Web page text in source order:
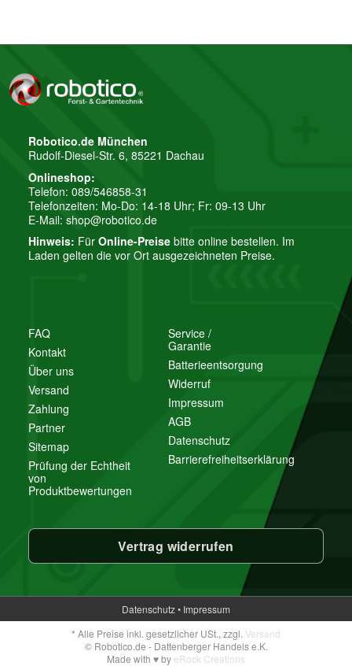
FAQ
Kontakt
Über uns
Versand
Zahlung
Partner
Sitemap
Prüfung der Echtheit
von
Produktbewertungen
Service /
Garantie
Batterieentsorgung
Widerruf
Impressum
AGB
Datenschutz
Barrierefreiheitserklärung
Robotico.de München
Rudolf-Diesel-Str. 6, 85221 Dachau
Onlineshop:
Telefon: 089/546858-31
Telefonzeiten: Mo-Do: 14-18 Uhr; Fr: 09-13 Uhr
E-Mail: shop@robotico.de
Hinweis: Für Online-Preise bitte online bestellen. Im
Laden gelten die vor Ort ausgezeichneten Preise.
Vertrag widerrufen
Datenschutz• Impressum
* Alle Preise inkl. gesetzlicher USt., zzgl. Versand
© Robotico.de - Dattenberger Handels e.K.
Made with ♥by eRock Creations